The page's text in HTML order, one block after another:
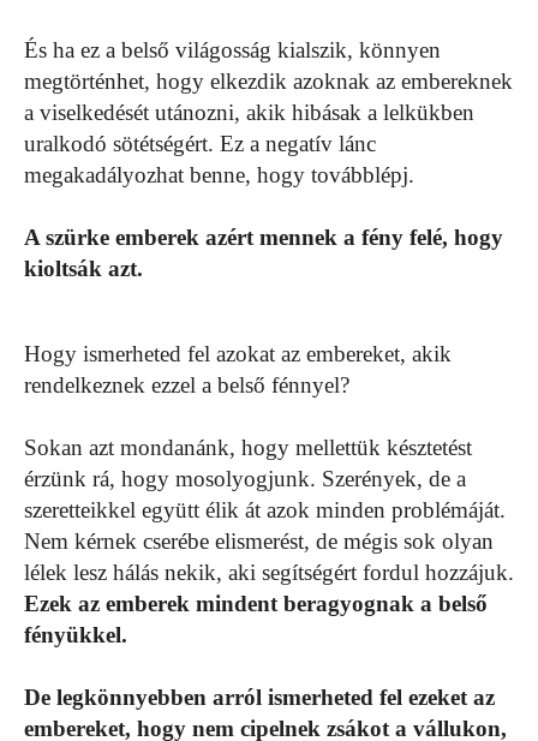
És ha ez a belső világosság kialszik, könnyen
megtörténhet, hogy elkezdik azoknak az embereknek
a viselkedését utánozni, akik hibásak a lelkükben
uralkodó sötétségért. Ez a negatív lánc
megakadályozhat benne, hogy továbblépj.
A szürke emberek azért mennek a fény felé, hogy
kioltsák azt.
Hogy ismerheted fel azokat az embereket, akik
rendelkeznek ezzel a belső fénnyel?
Sokan azt mondanánk, hogy mellettük késztetést
érzünk rá, hogy mosolyogjunk. Szerények, de a
szeretteikkel együtt élik át azok minden problémáját.
Nem kérnek cserébe elismerést, de mégis sok olyan
lélek lesz hálás nekik, aki segítségért fordul hozzájuk.
Ezek az emberek mindent beragyognak a belső
fényükkel.
De legkönnyebben arról ismerheted fel ezeket az
embereket, hogy nem cipelnek zsákot a vállukon,